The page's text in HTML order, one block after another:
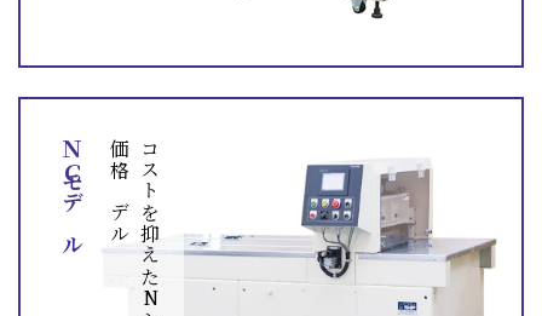
ル
ＮＣモデル